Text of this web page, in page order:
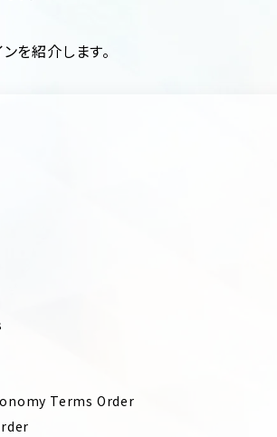
を紹介します。
Terms Order